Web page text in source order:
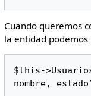
Cuando queremos
la entidad
$this-
nombre,